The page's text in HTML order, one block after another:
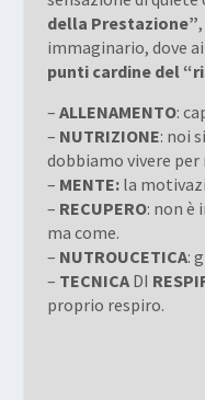
della Prestazione”
immaginario, dove
punti cardine del
– ALLENAMENTO:
– NUTRIZIONE: noi
dobbiamo vivere
– MENTE:la
– RECUPERO: non è
ma come.
– NUTROUCETICA:
– TECNICADI
proprio respiro.